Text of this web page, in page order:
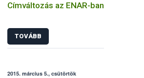
Címváltozás az ENAR-ban
TOVÁBB
2015. március 5., csütörtök